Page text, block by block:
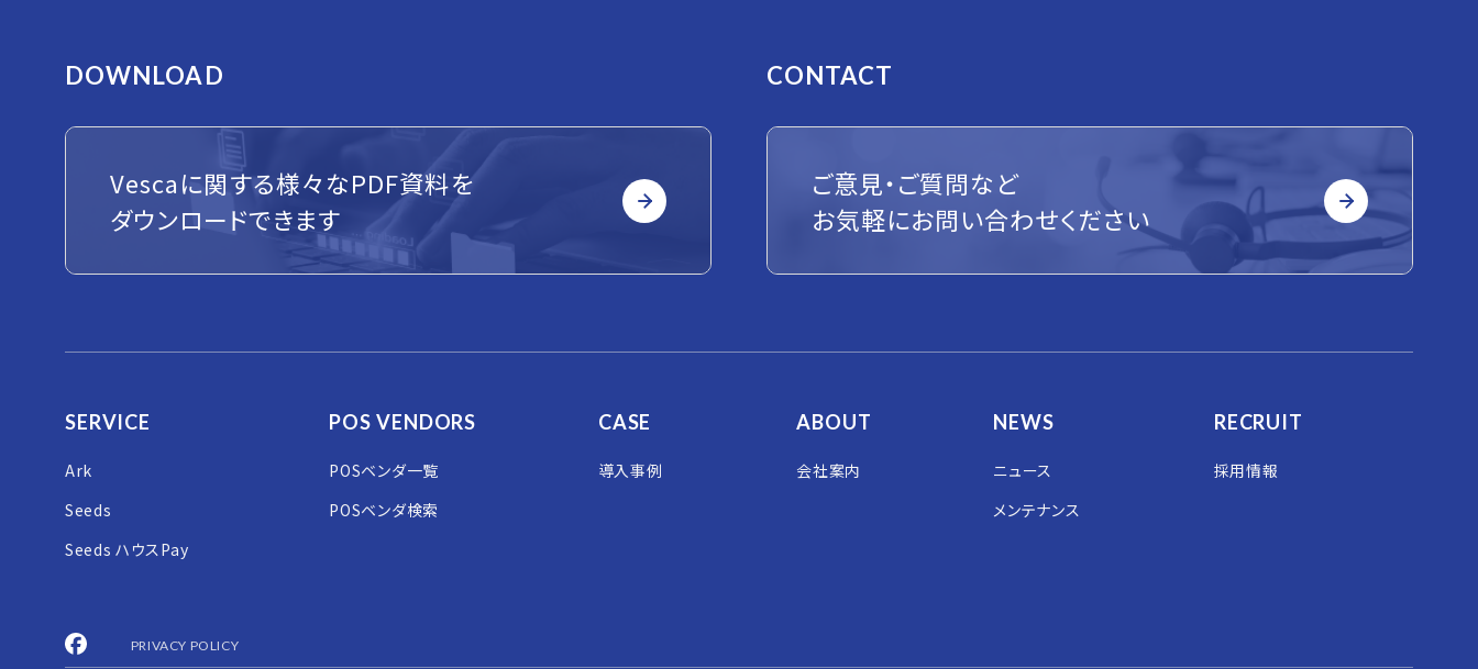
DOWNLOAD
Vescaに関する様々なPDF資料を
ダウンロードできます
CONTACT
ご意見・ご質問など
お気軽にお問い合わせください
SERVICE
Ark
Seeds
Seeds ハウスPay
POS VENDORS
POSベンダ一覧
POSベンダ検索
CASE
導入事例
ABOUT
会社案内
NEWS
ニュース
メンテナンス
RECRUIT
採用情報
PRIVACY POLICY